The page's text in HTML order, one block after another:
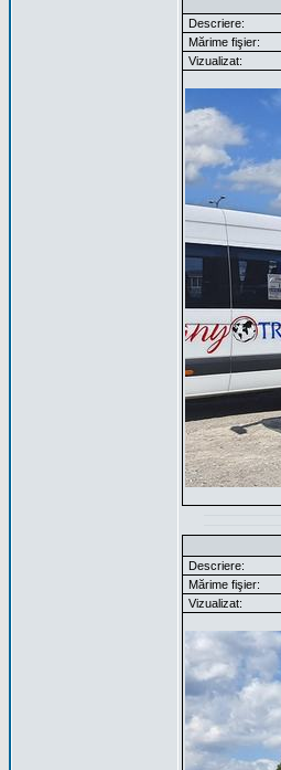
Descriere:
Mărime fişier:
Vizualizat:
Descriere:
Mărime fişier:
Vizualizat: